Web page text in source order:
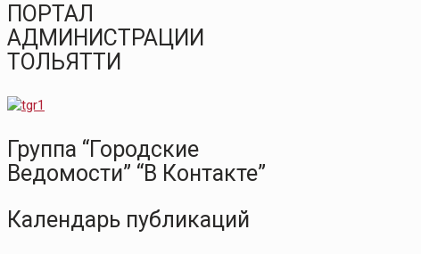
ПОРТАЛ
АДМИНИСТРАЦИИ
ТОЛЬЯТТИ
Группа “Городские
Ведомости” “В Контакте”
Календарь публикаций